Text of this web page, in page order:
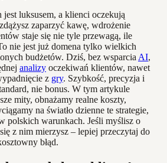
luksusem, a klienci oczekują
zaparzyć kawę, wdrożenie
staje się nie tyle przewagą, ile
nie jest już domena tylko wielkich
budżetów. Dziś, bez wsparcia AI,
analizy oczekiwań klientów, nawet
z gry. Szybkość, precyzja i
nie bonus. W tym artykule
mity, obnażamy realne koszty,
na światło dzienne te strategie,
polskich warunkach. Jeśli myślisz o
z nim mierzysz – lepiej przeczytaj do
błąd.